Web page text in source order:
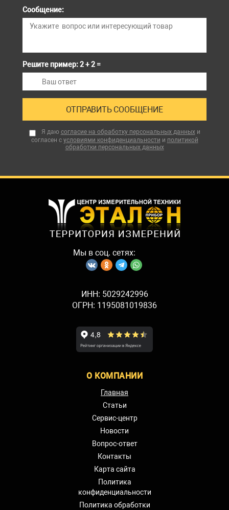
Сообщение:
Решите пример: 2 + 2 =
Я даю согласие на обработку персональных данныхи
согласен с условиями конфиденциальности и политикой
обработки персональных данных
Мы в соц. сетях:
ИНН: 5029242996
ОГРН: 1195081019836
О КОМПАНИИ
Главная
Статьи
Сервис-центр
Новости
Вопрос-ответ
Контакты
Карта сайта
Политика
конфиденциальности
Политика обработки